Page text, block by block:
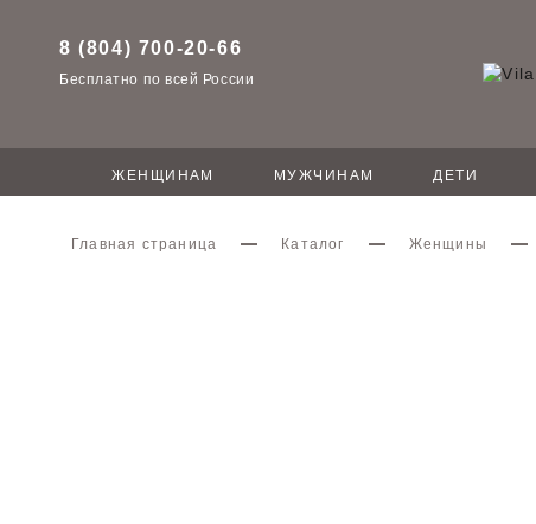
8 (804) 700-20-66
Бесплатно по всей России
ЖЕНЩИНАМ МУЖЧИНАМ ДЕТИ
Главная страница Каталог Женщины